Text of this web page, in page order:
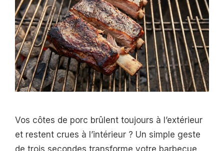
Vos côtes de porc brûlent toujours à l’extérieur
et restent crues à l’intérieur ? Un simple geste
de trois secondes transforme votre barbecue